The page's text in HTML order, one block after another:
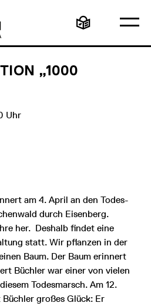
Leichte
Sprache
„1000
Uhr
am 4. April an den Todes-
durch Eisenberg.
her. Deshalb findet eine
statt. Wir pflanzen in der
Baum. Der Baum erinnert
Büchler war einer von vielen
Todesmarsch. Am 12.
großes Glück: Er